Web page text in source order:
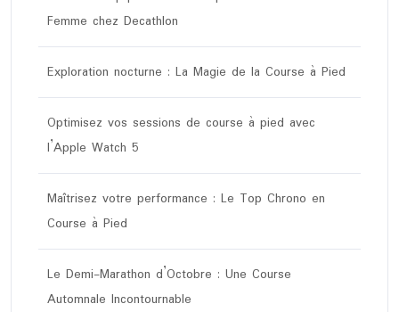
Femme chez Decathlon
Exploration nocturne : La Magie de la Course à Pied
Optimisez vos sessions de course à pied avec
l’Apple Watch 5
Maîtrisez votre performance : Le Top Chrono en
Course à Pied
Le Demi-Marathon d’Octobre : Une Course
Automnale Incontournable